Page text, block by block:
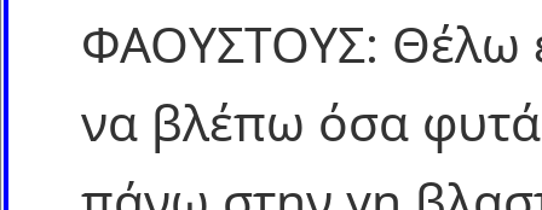
ΦΑΟΥΣΤΟΥΣ: Θέλω
να βλέπω όσα